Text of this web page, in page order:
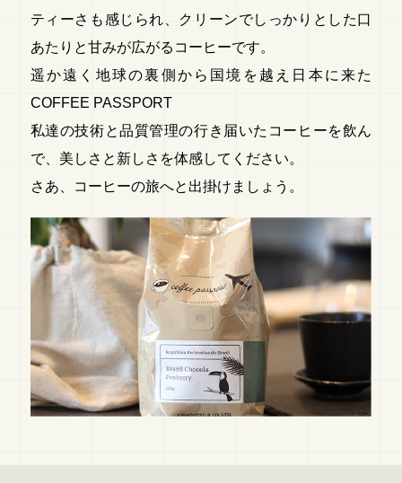
ティーさも感じられ、クリーンでしっかりとした口
あたりと甘みが広がるコーヒーです。
遥か遠く地球の裏側から国境を越え日本に来た
COFFEE PASSPORT
私達の技術と品質管理の行き届いたコーヒーを飲ん
で、美しさと新しさを体感してください。
さあ、コーヒーの旅へと出掛けましょう。